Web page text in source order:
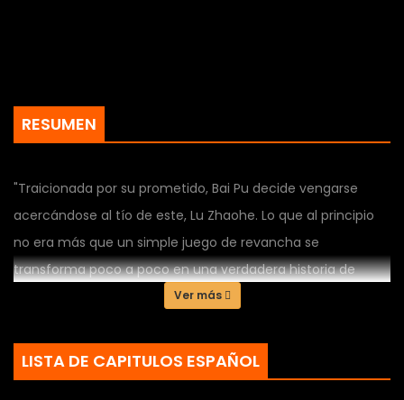
RESUMEN
"Traicionada por su prometido, Bai Pu decide vengarse
acercándose al tío de este, Lu Zhaohe. Lo que al principio
no era más que un simple juego de revancha se
transforma poco a poco en una verdadera historia de
amor, donde ambos terminan entregando su corazón al
Ver más
LISTA DE CAPITULOS ESPAÑOL